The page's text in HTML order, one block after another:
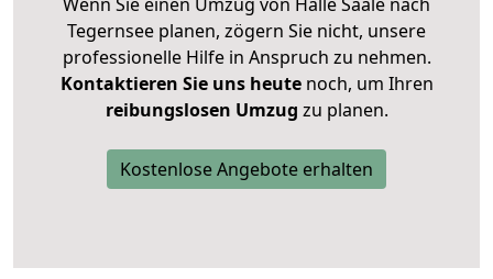
Tegernsee planen, zögern Sie nicht, unsere
professionelle Hilfe in Anspruch zu nehmen.
Kontaktieren Sie uns heutenoch, um Ihren
reibungslosen Umzug zu planen.
Kostenlose Angebote erhalten